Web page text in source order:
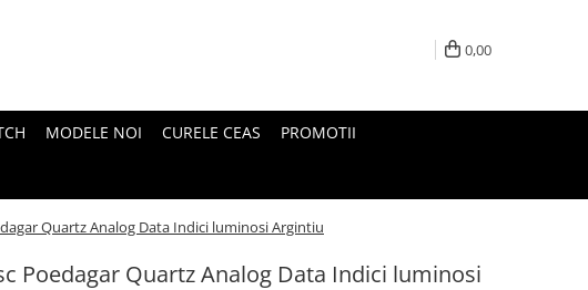
0,00
MODELE NOI CURELE CEAS PROMOTII
Quartz Analog Data Indici luminosi Argintiu
Poedagar Quartz Analog Data Indici luminosi